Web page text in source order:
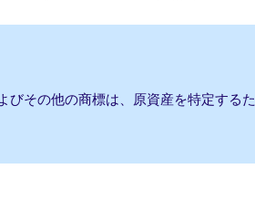
びその他の商標は、原資産を特定するた